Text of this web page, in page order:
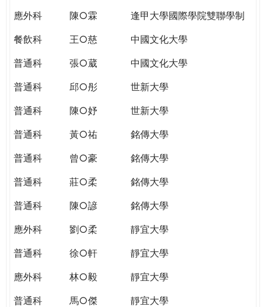
應外科
陳○霖
逢甲大學國際學院雙聯學制
餐飲科
王○慈
中國文化大學
普通科
張○葳
中國文化大學
普通科
邱○彤
世新大學
普通科
陳○妤
世新大學
普通科
黃○祐
銘傳大學
普通科
曾○豪
銘傳大學
普通科
莊○柔
銘傳大學
普通科
陳○諺
銘傳大學
應外科
劉○柔
靜宜大學
普通科
徐○軒
靜宜大學
應外科
林○毅
靜宜大學
普通科
馬○傑
靜宜大學